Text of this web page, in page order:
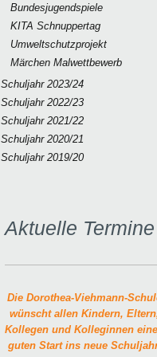
Bundesjugendspiele
KITA Schnuppertag
Umweltschutzprojekt
Märchen Malwettbewerb
Schuljahr 2023/24
Schuljahr 2022/23
Schuljahr 2021/22
Schuljahr 2020/21
Schuljahr 2019/20
Aktuelle Termine
Die Dorothea-Viehmann-
wünscht allen Kindern,
Kollegen und Kolleginnen
guten Start ins neue